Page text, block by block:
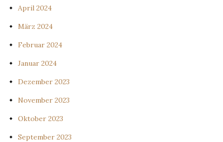
April 2024
März 2024
Februar 2024
Januar 2024
Dezember 2023
November 2023
Oktober 2023
September 2023